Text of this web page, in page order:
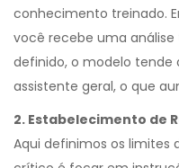
conhecimento treinado.
você recebe uma análise
definido, o modelo tende
assistente geral, o que
2. Estabelecimento de
Aqui definimos os